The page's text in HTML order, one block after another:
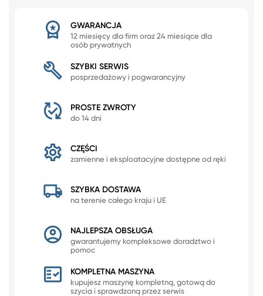
GWARANCJA
12 miesięcy dla firm oraz 24 miesiące dla
osób prywatnych
SZYBKI SERWIS
posprzedażowy i pogwarancyjny
PROSTE ZWROTY
do 14 dni
CZĘŚCI
zamienne i eksploatacyjne dostępne od ręki
SZYBKA DOSTAWA
na terenie całego kraju i UE
NAJLEPSZA OBSŁUGA
gwarantujemy kompleksowe doradztwo i
pomoc
KOMPLETNA MASZYNA
kupujesz maszynę kompletną, gotową do
szycia i sprawdzoną przez serwis